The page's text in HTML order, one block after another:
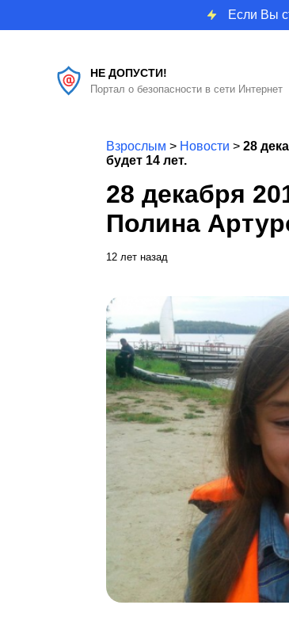
Если Вы
НЕ ДОПУСТИ!
Портал о безопасности в сети Интернет
Взрослым > Новости >28
будет 14 лет.
28 декабря
Полина
12 лет назад